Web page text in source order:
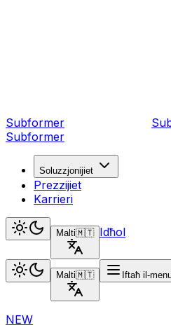
Subformer
Subformer
Soluzzjonijiet
Prezzijiet
Karrieri
Malti🇲🇹 Idħol
Malti🇲🇹 Iftaħ il-
NEW